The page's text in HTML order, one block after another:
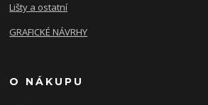
Lišty a ostatní
GRAFICKÉ NÁVRHY
O NÁKUPU